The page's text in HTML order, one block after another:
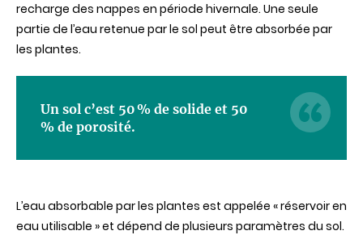
recharge des nappes en période hivernale. Une seule
partie de l’eau retenue par le sol peut être absorbée par
les plantes.
Un sol c’est 50 % de solide et 50
% de porosité.
L’eau absorbable par les plantes est appelée « réservoir en
eau utilisable » et dépend de plusieurs paramètres du sol.